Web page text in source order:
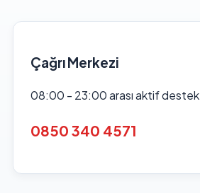
Çağrı Merkezi
08:00 - 23:00 arası aktif destek
0850 340 4571